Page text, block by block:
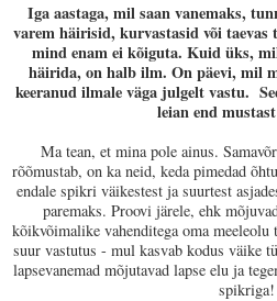
Iga aastaga, mil saan vanemaks,
varem häirisid, kurvastasid või taevas
mind enam ei kõiguta. Kuid üks,
häirida, on halb ilm. On päevi, mil
keeranud ilmale väga julgelt vastu.
leian end
Ma tean, et mina pole ainus.
rõõmustab, on ka neid, keda pimedad
endale spikri väikestest ja suurtest
paremaks. Proovi järele, ehk
kõikvõimalike vahenditega oma
suur vastutus - mul kasvab kodus väike
lapsevanemad mõjutavad lapse elu ja
spikriga!